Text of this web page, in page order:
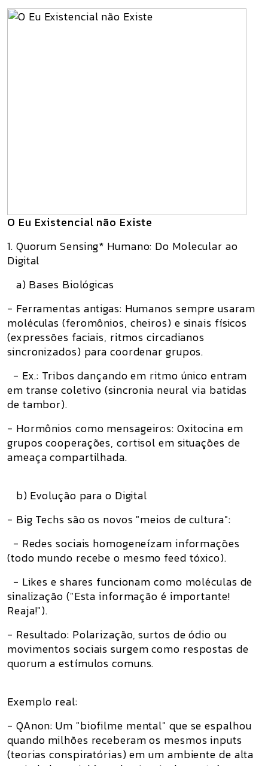
O Eu Existencial não Existe
1. Quorum Sensing* Humano: Do Molecular ao
Digital
a) Bases Biológicas
- Ferramentas antigas: Humanos sempre usaram
moléculas (feromônios, cheiros) e sinais físicos
(expressões faciais, ritmos circadianos
sincronizados) para coordenar grupos.
- Ex.: Tribos dançando em ritmo único entram
em transe coletivo (sincronia neural via batidas
de tambor).
- Hormônios como mensageiros: Oxitocina em
grupos cooperações, cortisol em situações de
ameaça compartilhada.
b) Evolução para o Digital
- Big Techs são os novos "meios de cultura":
- Redes sociais homogeneízam informações
(todo mundo recebe o mesmo feed tóxico).
- Likes e shares funcionam como moléculas de
sinalização ("Esta informação é importante!
Reaja!").
- Resultado: Polarização, surtos de ódio ou
movimentos sociais surgem como respostas de
quorum a estímulos comuns.
Exemplo real:
- QAnon: Um "biofilme mental" que se espalhou
quando milhões receberam os mesmos inputs
(teorias conspiratórias) em um ambiente de alta